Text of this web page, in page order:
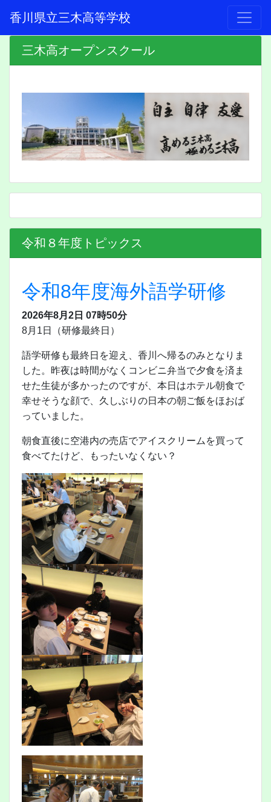
香川県立三木高等学校
三木高オープンスクール
令和８年度トピックス
令和8年度海外語学研修
2026年8月2日 07時50分
8月1日（研修最終日）
語学研修も最終日を迎え、香川へ帰るのみとなりま
した。昨夜は時間がなくコンビニ弁当で夕食を済ま
せた生徒が多かったのですが、本日はホテル朝食で
幸せそうな顔で、久しぶりの日本の朝ご飯をほおば
っていました。
朝食直後に空港内の売店でアイスクリームを買って
食べてたけど、もったいなくない？